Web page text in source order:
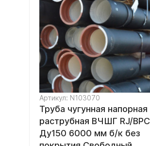
Артикул: N103070
Труба чугунная напорная
раструбная ВЧШГ RJ/ВРС
Ду150 6000 мм б/к без